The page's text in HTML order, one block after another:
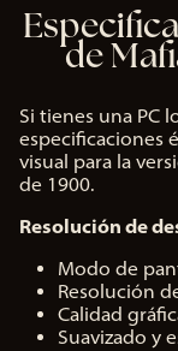
de
Si tienes una PC
especificaciones
visual para la
de 1900.
Resolución de
Modo de
Resolución
Calidad
Suavizado y